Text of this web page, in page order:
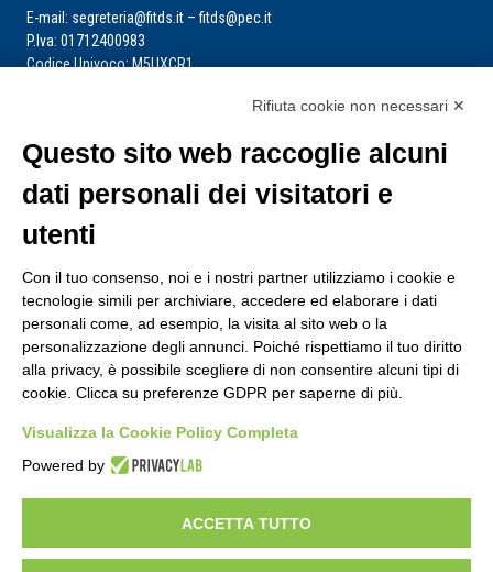
E-mail: segreteria@fitds.it – fitds@pec.it
P.Iva: 01712400983
Codice Univoco: M5UXCR1
La segreteria è aperta dal lunedì al venerdì dalle ore 9:00 alle ore 14:00
Italian Dynamic Shooting Federation
Rifiuta cookie non necessari ✕
Questo sito web raccoglie alcuni
dati personali dei visitatori e
utenti
Con il tuo consenso, noi e i nostri partner utilizziamo i cookie e
tecnologie simili per archiviare, accedere ed elaborare i dati
personali come, ad esempio, la visita al sito web o la
personalizzazione degli annunci. Poiché rispettiamo il tuo diritto
alla privacy, è possibile scegliere di non consentire alcuni tipi di
cookie. Clicca su preferenze GDPR per saperne di più.
Visualizza la Cookie Policy Completa
Powered by
ACCETTA TUTTO